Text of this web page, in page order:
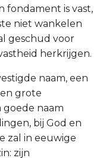
fondament is vast,
niet wankelen
geschud voor
herkrijgen.
naam, een
grote
goede naam
bij God en
zal in eeuwige
zijn